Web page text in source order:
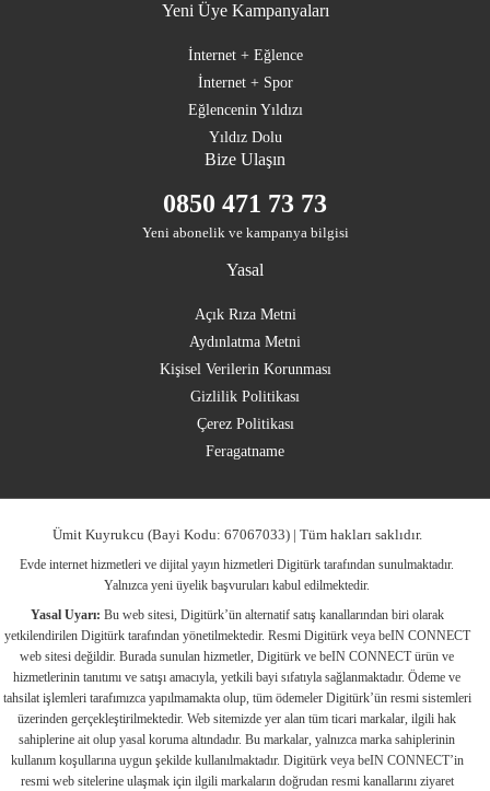
Yeni Üye Kampanyaları
İnternet + Eğlence
İnternet + Spor
Eğlencenin Yıldızı
Yıldız Dolu
Bize Ulaşın
0850 471 73 73
Yeni abonelik ve kampanya bilgisi
Yasal
Açık Rıza Metni
Aydınlatma Metni
Kişisel Verilerin Korunması
Gizlilik Politikası
Çerez Politikası
Feragatname
Ümit Kuyrukcu (Bayi Kodu: 67067033) | Tüm hakları saklıdır.
Evde internet hizmetleri ve dijital yayın hizmetleri Digitürk tarafından sunulmaktadır.
Yalnızca yeni üyelik başvuruları kabul edilmektedir.
Yasal Uyarı: Bu web sitesi, Digitürk’ün alternatif satış kanallarından biri olarak
yetkilendirilen Digitürk tarafından yönetilmektedir. Resmi Digitürk veya beIN CONNECT
web sitesi değildir. Burada sunulan hizmetler, Digitürk ve beIN CONNECT ürün ve
hizmetlerinin tanıtımı ve satışı amacıyla, yetkili bayi sıfatıyla sağlanmaktadır. Ödeme ve
tahsilat işlemleri tarafımızca yapılmamakta olup, tüm ödemeler Digitürk’ün resmi sistemleri
üzerinden gerçekleştirilmektedir. Web sitemizde yer alan tüm ticari markalar, ilgili hak
sahiplerine ait olup yasal koruma altındadır. Bu markalar, yalnızca marka sahiplerinin
kullanım koşullarına uygun şekilde kullanılmaktadır. Digitürk veya beIN CONNECT’in
resmi web sitelerine ulaşmak için ilgili markaların doğrudan resmi kanallarını ziyaret